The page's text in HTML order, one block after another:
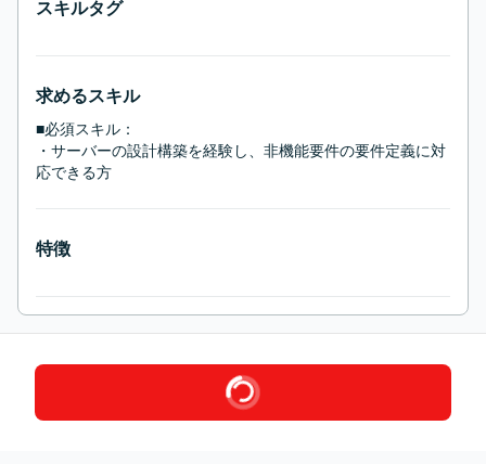
スキルタグ
求めるスキル
■必須スキル：
・サーバーの設計構築を経験し、非機能要件の要件定義に対
応できる方
特徴